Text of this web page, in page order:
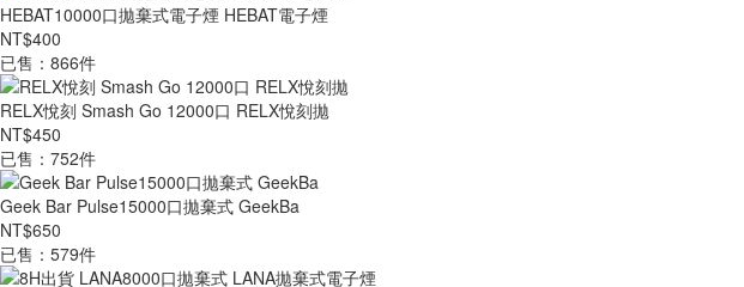
HEBAT10000口拋棄式電子煙 HEBAT電子煙
NT$400
已售：866件
RELX悅刻 Smash Go 12000口 RELX悅刻拋
NT$450
已售：752件
Geek Bar Pulse15000口拋棄式 GeekBa
NT$650
已售：579件